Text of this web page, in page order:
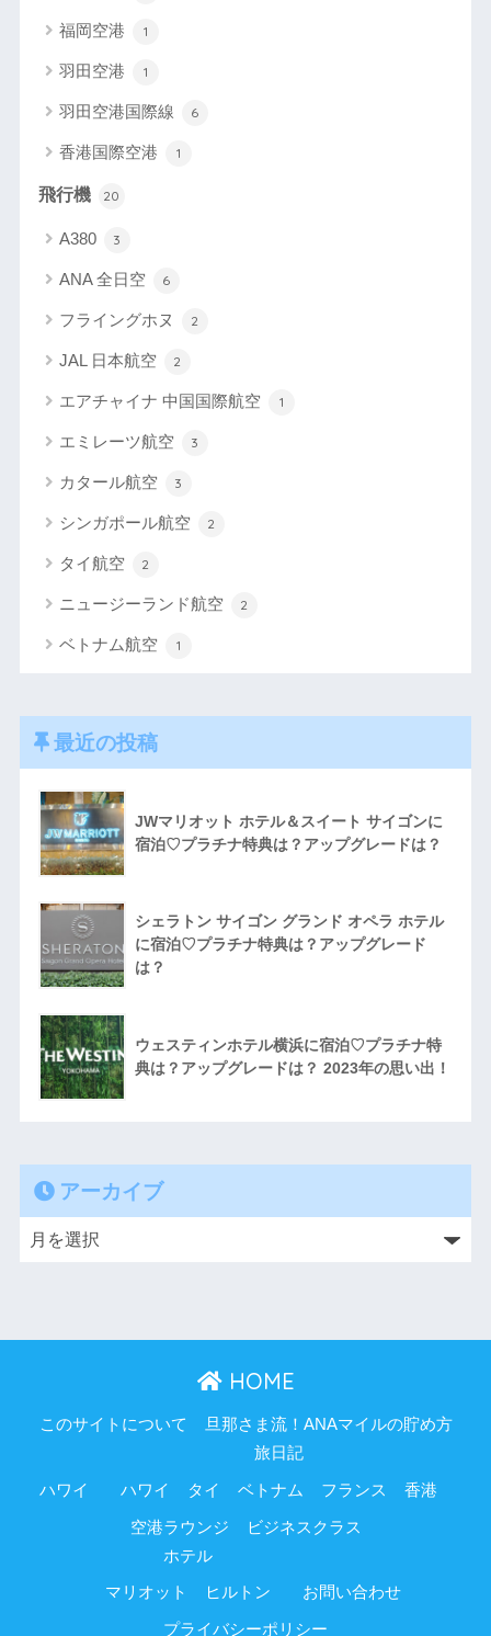
福岡空港 1
羽田空港 1
羽田空港国際線 6
香港国際空港 1
飛行機 20
A380 3
ANA 全日空 6
フライングホヌ 2
JAL 日本航空 2
エアチャイナ 中国国際航空 1
エミレーツ航空 3
カタール航空 3
シンガポール航空 2
タイ航空 2
ニュージーランド航空 2
ベトナム航空 1
最近の投稿
JWマリオット ホテル＆スイート サイゴンに
宿泊♡プラチナ特典は？アップグレードは？
シェラトン サイゴン グランド オペラ ホテル
に宿泊♡プラチナ特典は？アップグレード
は？
ウェスティンホテル横浜に宿泊♡プラチナ特
典は？アップグレードは？ 2023年の思い出！
アーカイブ
HOME
このサイトについて 旦那さま流！ANAマイルの貯め方
ハワイ
旅日記
ハワイ タイ ベトナム フランス 香港
空港ラウンジ
ビジネスクラス
ホテル
マリオット ヒルトン お問い合わせ
プライバシーポリシー